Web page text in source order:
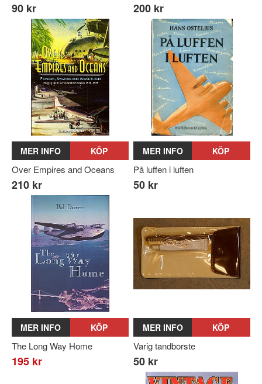
90 kr 200 kr
MER INFO KÖP
Over Empires and Oceans
210 kr
MER INFO KÖP
På luffen i luften
50 kr
MER INFO KÖP
The Long Way Home
195 kr
MER INFO KÖP
Varig tandborste
50 kr